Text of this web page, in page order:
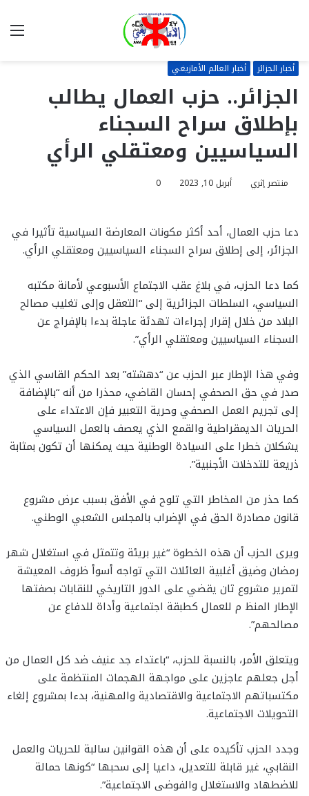
أخبار الجزائر أخبار العالم الأمازيغي
الجزائر.. حزب العمال يطالب
بإطلاق سراح السجناء
السياسيين ومعتقلي الرأي
منتصر إثري أبريل 10, 2023 0
دعا حزب العمال، أحد أكثر مكونات المعارضة السياسية تأثيرا في
الجزائر، إلى إطلاق سراح السجناء السياسيين ومعتقلي الرأي.
كما دعا الحزب، في بلاغ عقب الاجتماع الأسبوعي لأمانة مكتبه
السياسي، السلطات الجزائرية إلى “التعقل وإلى تغليب مصالح
البلاد من خلال إقرار إجراءات تهدئة عاجلة بدءا بالإفراج عن
السجناء السياسيين ومعتقلي الرأي”.
وفي هذا الإطار عبر الحزب عن “دهشته” بعد الحكم القاسي الذي
صدر في حق الصحفي إحسان القاضي، محذرا من أنه “بالإضافة
إلى تجريم العمل الصحفي وحرية التعبير فإن الاعتداء على
الحريات الديمقراطية والقمع الذي يعصف بالعمل السياسي
يشكلان خطرا على السيادة الوطنية حيث يمكنها أن تكون بمثابة
ذريعة للتدخلات الأجنبية”.
كما حذر من المخاطر التي تلوح في الأفق بسبب عرض مشروع
قانون مصادرة الحق في الإضراب بالمجلس الشعبي الوطني.
ويرى الحزب أن هذه الخطوة “غير بريئة وتتمثل في استغلال شهر
رمضان وضيق أغلبية العائلات التي تواجه أسوأ ظروف المعيشة
لتمرير مشروع ثان يقضي على الدور التاريخي للنقابات بصفتها
الإطار المنظ م للعمال كطبقة اجتماعية وأداة للدفاع عن
مصالحهم”.
ويتعلق الأمر، بالنسبة للحزب، “باعتداء جد عنيف ضد كل العمال من
أجل جعلهم عاجزين على مواجهة الهجمات المنتظمة على
مكتسباتهم الاجتماعية والاقتصادية والمهنية، بدءا بمشروع إلغاء
التحويلات الاجتماعية.
وجدد الحزب تأكيده على أن هذه القوانين سالبة للحريات والعمل
النقابي، غير قابلة للتعديل، داعيا إلى سحبها “كونها حمالة
للاضطهاد والاستغلال والفوضى الاجتماعية”.